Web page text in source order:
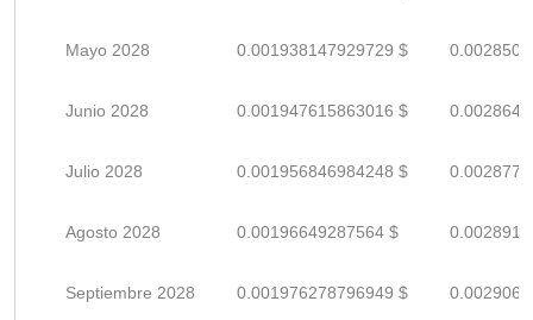
Mayo 2028 0.001938147929729 $
Junio 2028 0.001947615863016 $
Julio 2028 0.001956846984248 $
Agosto 2028 0.00196649287564 $
Septiembre 2028 0.001976278796949 $